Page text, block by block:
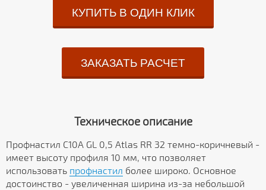
КУПИТЬ В ОДИН КЛИК
ЗАКАЗАТЬ РАСЧЕТ
Техническое описание
Профнастил С10А GL 0,5 Atlas RR 32 темно-коричневый -
имеет высоту профиля 10 мм, что позволяет
использовать профнастил более широко. Основное
достоинство - увеличенная ширина из-за небольшой